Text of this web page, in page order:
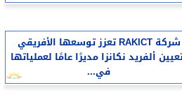
شركة RAKICT تعزز توسعها الأفريقي
ألفريد نكانزا مديرًا عامًا لعملياتها
في...